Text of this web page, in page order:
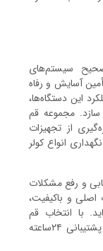
سیستم‌های
آسایش و رفاه
این دستگاه‌ها،
مجموعه قم
از تجهیزات
انواع کولر
و رفع مشکلات
اصلی و باکیفیت،
با انتخاب قم
سرویس، از خدمات پس از فروش تضمینی و پشتیبانی ۲۴ساعته